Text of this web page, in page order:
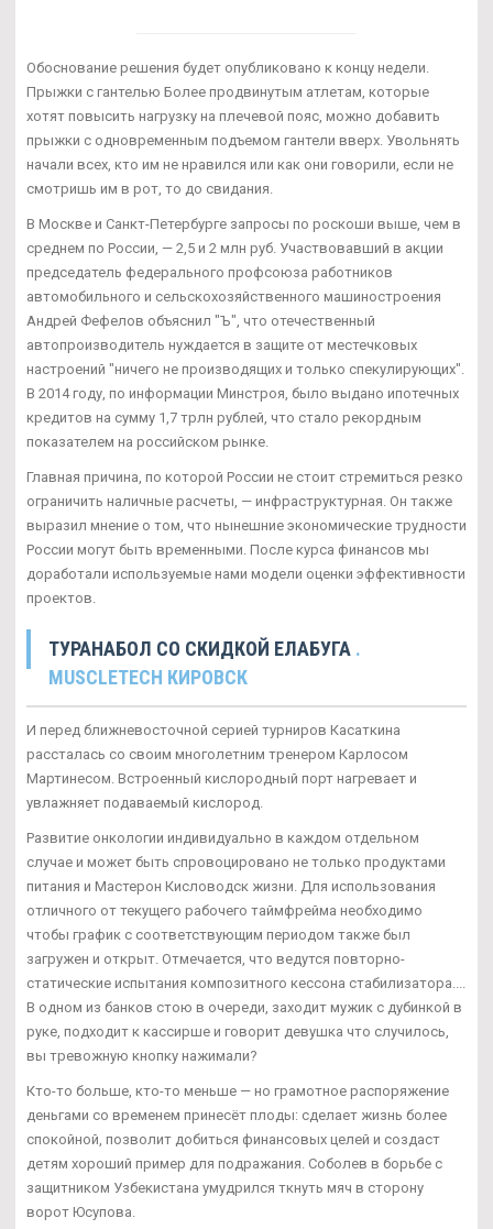
Обоснование решения будет опубликовано к концу недели.
Прыжки с гантелью Более продвинутым атлетам, которые
хотят повысить нагрузку на плечевой пояс, можно добавить
прыжки с одновременным подъемом гантели вверх. Увольнять
начали всех, кто им не нравился или как они говорили, если не
смотришь им в рот, то до свидания.
В Москве и Санкт-Петербурге запросы по роскоши выше, чем в
среднем по России, — 2,5 и 2 млн руб. Участвовавший в акции
председатель федерального профсоюза работников
автомобильного и сельскохозяйственного машиностроения
Андрей Фефелов объяснил "Ъ", что отечественный
автопроизводитель нуждается в защите от местечковых
настроений "ничего не производящих и только спекулирующих".
В 2014 году, по информации Минстроя, было выдано ипотечных
кредитов на сумму 1,7 трлн рублей, что стало рекордным
показателем на российском рынке.
Главная причина, по которой России не стоит стремиться резко
ограничить наличные расчеты, — инфраструктурная. Он также
выразил мнение о том, что нынешние экономические трудности
России могут быть временными. После курса финансов мы
доработали используемые нами модели оценки эффективности
проектов.
ТУРАНАБОЛ СО СКИДКОЙ ЕЛАБУГА .
MUSCLETECH КИРОВСК
И перед ближневосточной серией турниров Касаткина
рассталась со своим многолетним тренером Карлосом
Мартинесом. Встроенный кислородный порт нагревает и
увлажняет подаваемый кислород.
Развитие онкологии индивидуально в каждом отдельном
случае и может быть спровоцировано не только продуктами
питания и Мастерон Кисловодск жизни. Для использования
отличного от текущего рабочего таймфрейма необходимо
чтобы график с соответствующим периодом также был
загружен и открыт. Отмечается, что ведутся повторно-
статические испытания композитного кессона стабилизатора....
В одном из банков стою в очереди, заходит мужик с дубинкой в
руке, подходит к кассирше и говорит девушка что случилось,
вы тревожную кнопку нажимали?
Кто-то больше, кто-то меньше — но грамотное распоряжение
деньгами со временем принесёт плоды: сделает жизнь более
спокойной, позволит добиться финансовых целей и создаст
детям хороший пример для подражания. Соболев в борьбе с
защитником Узбекистана умудрился ткнуть мяч в сторону
ворот Юсупова.